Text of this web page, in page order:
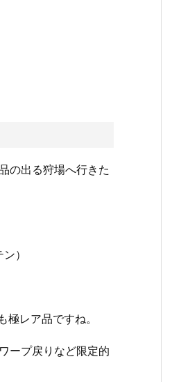
の出る狩場へ行きた
）
レア品ですね。
ープ戻りなど限定的